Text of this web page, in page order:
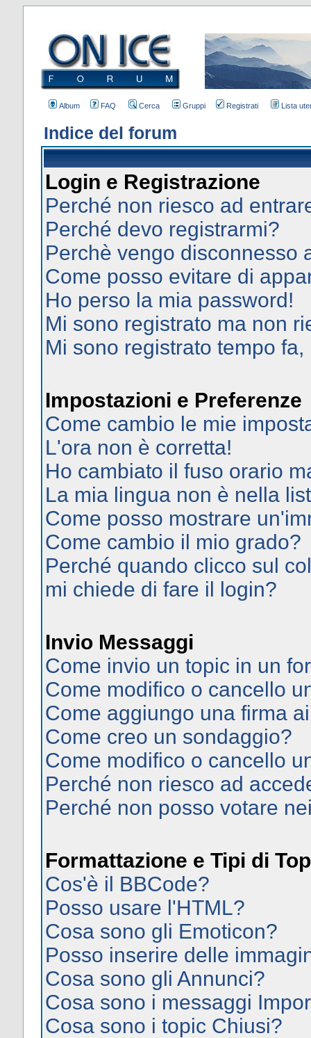
Album FAQ Cerca Gruppi Registrati Lista
Indice del forum
Login e Registrazione
Perché non riesco ad
Perché devo registrarmi?
Perchè vengo disconnesso
Come posso evitare di
Ho perso la mia password!
Mi sono registrato ma non
Mi sono registrato tempo
Impostazioni e Preferenze
Come cambio le mie
L'ora non è corretta!
Ho cambiato il fuso orario
La mia lingua non è nella
Come posso mostrare
Come cambio il mio grado?
Perché quando clicco sul
mi chiede di fare il login?
Invio Messaggi
Come invio un topic in un
Come modifico o cancello
Come aggiungo una firma
Come creo un sondaggio?
Come modifico o cancello
Perché non riesco ad
Perché non posso votare
Formattazione e Tipi di
Cos'è il BBCode?
Posso usare l'HTML?
Cosa sono gli Emoticon?
Posso inserire delle
Cosa sono gli Annunci?
Cosa sono i messaggi
Cosa sono i topic Chiusi?